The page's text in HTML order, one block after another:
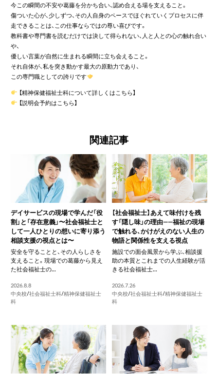
今この瞬間の不安や葛藤を分かち合い、認め合える場を支えること。
傷ついた心が、少しずつ、その人自身のペースでほぐれていくプロセスに伴
走できることは、この仕事ならではの尊い喜びです。
教科書や専門書を読むだけでは決して得られない、人と人との心の触れ合い
や、
優しい言葉が自然に生まれる瞬間に立ち会えること。
それ自体が、私を突き動かす最大の原動力であり、
この専門職としての誇りです
【精神保健福祉士科について詳しくはこちら】
【説明会予約はこちら】
関連記事
デイサービスの現場で学んだ「役
割」と「存在意義」〜社会福祉士と
して一人ひとりの想いに寄り添う
相談支援の視点とは〜
安全を守ることと、その人らしさを
支えること。現場での葛藤から見え
た社会福祉士の...
2026.8.8
中央校/社会福祉士科/精神保健福祉士
科
【社会福祉士】あえて味付けを残
す「隠し味」の理由――福祉の現場
で触れる、かけがえのない人生の
物語と関係性を支える視点
施設での面会風景から学ぶ、相談援
助の本質とこれまでの人生経験が活
きる社会福祉士...
2026.7.26
中央校/社会福祉士科/精神保健福祉士
科